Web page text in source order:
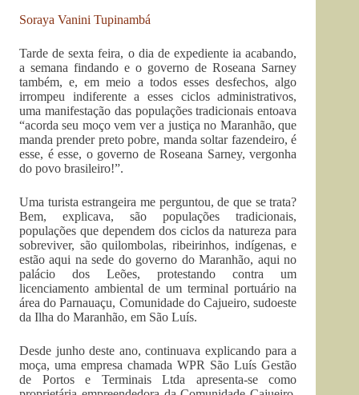
Soraya Vanini Tupinambá
Tarde de sexta feira, o dia de expediente ia acabando,
a semana findando e o governo de Roseana Sarney
também, e, em meio a todos esses desfechos, algo
irrompeu indiferente a esses ciclos administrativos,
uma manifestação das populações tradicionais entoava
“acorda seu moço vem ver a justiça no Maranhão, que
manda prender preto pobre, manda soltar fazendeiro, é
esse, é esse, o governo de Roseana Sarney, vergonha
do povo brasileiro!”.
Uma turista estrangeira me perguntou, de que se trata?
Bem, explicava, são populações tradicionais,
populações que dependem dos ciclos da natureza para
sobreviver, são quilombolas, ribeirinhos, indígenas, e
estão aqui na sede do governo do Maranhão, aqui no
palácio dos Leões, protestando contra um
licenciamento ambiental de um terminal portuário na
área do Parnauaçu, Comunidade do Cajueiro, sudoeste
da Ilha do Maranhão, em São Luís.
Desde junho deste ano, continuava explicando para a
moça, uma empresa chamada WPR São Luís Gestão
de Portos e Terminais Ltda apresenta-se como